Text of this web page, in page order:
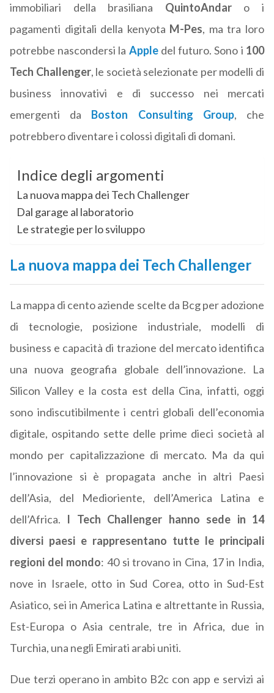
immobiliari della brasiliana QuintoAndaro i
pagamenti digitali della kenyota M-Pes, ma tra loro
potrebbe nascondersi la Apple del futuro. Sono i 100
Tech Challenger, le società selezionate per modelli di
business innovativi e di successo nei mercati
emergenti da Boston Consulting Group, che
potrebbero diventare i colossi digitali di domani.
Indice degli argomenti
La nuova mappa dei Tech Challenger
Dal garage al laboratorio
Le strategie per lo sviluppo
La nuova mappa dei Tech Challenger
La mappa di cento aziende scelte da Bcg per adozione
di tecnologie, posizione industriale, modelli di
business e capacità di trazione del mercato identifica
una nuova geografia globale dell’innovazione. La
Silicon Valley e la costa est della Cina, infatti, oggi
sono indiscutibilmente i centri globali dell’economia
digitale, ospitando sette delle prime dieci società al
mondo per capitalizzazione di mercato. Ma da qui
l’innovazione si è propagata anche in altri Paesi
dell’Asia, del Medioriente, dell’America Latina e
dell’Africa. I Tech Challenger hanno sede in 14
diversi paesi e rappresentano tutte le principali
regioni del mondo: 40 si trovano in Cina, 17 in India,
nove in Israele, otto in Sud Corea, otto in Sud-Est
Asiatico, sei in America Latina e altrettante in Russia,
Est-Europa o Asia centrale, tre in Africa, due in
Turchia, una negli Emirati arabi uniti.
Due terzi operano in ambito B2c con app e servizi ai